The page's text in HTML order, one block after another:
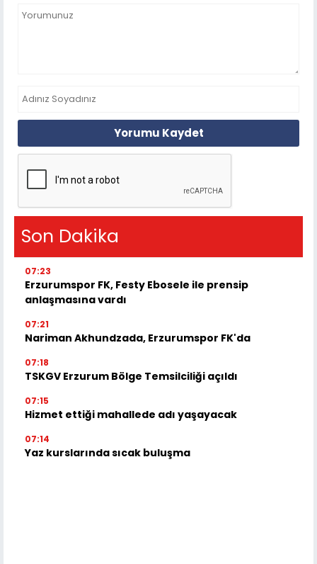
Yorumu Kaydet
Son Dakika
07:23
Erzurumspor FK, Festy Ebosele ile prensip
anlaşmasına vardı
07:21
Nariman Akhundzada, Erzurumspor FK'da
07:18
TSKGV Erzurum Bölge Temsilciliği açıldı
07:15
Hizmet ettiği mahallede adı yaşayacak
07:14
Yaz kurslarında sıcak buluşma